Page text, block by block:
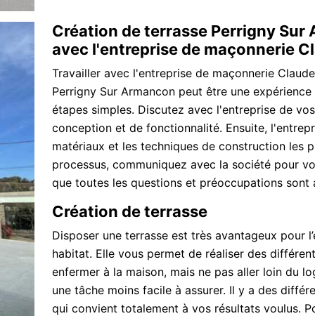
Création de terrasse Perrigny
avec l'entreprise de maçonnerie
Travailler avec l'entreprise de maçonnerie
Perrigny Sur Armancon peut être une
étapes simples. Discutez avec l'entreprise de
conception et de fonctionnalité. Ensuite,
matériaux et les techniques de construction les
processus, communiquez avec la société pour
que toutes les questions et préoccupations sont
Création de terrasse
Disposer une terrasse est très avantageux pour
habitat. Elle vous permet de réaliser des
enfermer à la maison, mais ne pas aller loin du
une tâche moins facile à assurer. Il y a des
qui convient totalement à vos résultats voulus.